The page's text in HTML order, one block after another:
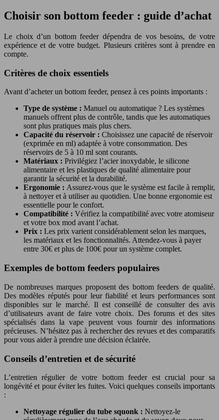
Choisir son bottom feeder : guide d’achat
Le choix d’un bottom feeder dépendra de vos besoins, de votre
expérience et de votre budget. Plusieurs critères sont à prendre en
compte.
Critères de choix essentiels
Avant d’acheter un bottom feeder, pensez à ces points importants :
Type de système : Manuel ou automatique ? Les systèmes
manuels offrent plus de contrôle, tandis que les automatiques
sont plus pratiques mais plus chers.
Capacité du réservoir : Choisissez une capacité de réservoir
(exprimée en ml) adaptée à votre consommation. Des
réservoirs de 5 à 10 ml sont courants.
Matériaux : Privilégiez l’acier inoxydable, le silicone
alimentaire et les plastiques de qualité alimentaire pour
garantir la sécurité et la durabilité.
Ergonomie : Assurez-vous que le système est facile à remplir,
à nettoyer et à utiliser au quotidien. Une bonne ergonomie est
essentielle pour le confort.
Compatibilité : Vérifiez la compatibilité avec votre atomiseur
et votre box mod avant l’achat.
Prix : Les prix varient considérablement selon les marques,
les matériaux et les fonctionnalités. Attendez-vous à payer
entre 30€ et plus de 100€ pour un système complet.
Exemples de bottom feeders populaires
De nombreuses marques proposent des bottom feeders de qualité.
Des modèles réputés pour leur fiabilité et leurs performances sont
disponibles sur le marché. Il est conseillé de consulter des avis
d’utilisateurs avant de faire votre choix. Des forums et des sites
spécialisés dans la vape peuvent vous fournir des informations
précieuses. N’hésitez pas à rechercher des revues et des comparatifs
pour vous aider à prendre une décision éclairée.
Conseils d’entretien et de sécurité
L’entretien régulier de votre bottom feeder est crucial pour sa
longévité et pour éviter les fuites. Voici quelques conseils importants
:
Nettoyage régulier du tube squonk : Nettoyez-le